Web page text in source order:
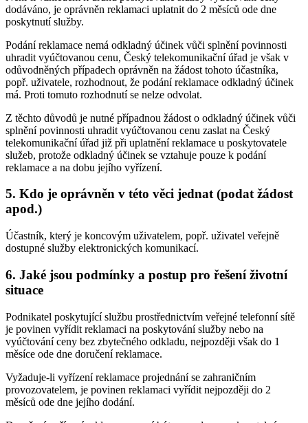
dodáváno, je oprávněn reklamaci uplatnit do 2 měsíců ode dne
poskytnutí služby.
Podání reklamace nemá odkladný účinek vůči splnění povinnosti
uhradit vyúčtovanou cenu, Český telekomunikační úřad je však v
odůvodněných případech oprávněn na žádost tohoto účastníka,
popř. uživatele, rozhodnout, že podání reklamace odkladný účinek
má. Proti tomuto rozhodnutí se nelze odvolat.
Z těchto důvodů je nutné případnou žádost o odkladný účinek vůči
splnění povinnosti uhradit vyúčtovanou cenu zaslat na Český
telekomunikační úřad již při uplatnění reklamace u poskytovatele
služeb, protože odkladný účinek se vztahuje pouze k podání
reklamace a na dobu jejího vyřízení.
5. Kdo je oprávněn v této věci jednat (podat žádost
apod.)
Účastník, který je koncovým uživatelem, popř. uživatel veřejně
dostupné služby elektronických komunikací.
6. Jaké jsou podmínky a postup pro řešení životní
situace
Podnikatel poskytující službu prostřednictvím veřejné telefonní sítě
je povinen vyřídit reklamaci na poskytování služby nebo na
vyúčtování ceny bez zbytečného odkladu, nejpozději však do 1
měsíce ode dne doručení reklamace.
Vyžaduje-li vyřízení reklamace projednání se zahraničním
provozovatelem, je povinen reklamaci vyřídit nejpozději do 2
měsíců ode dne jejího dodání.